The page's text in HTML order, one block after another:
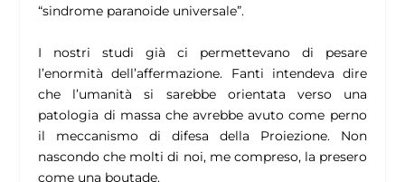
“sindrome paranoide universale”.
I nostri studi già ci permettevano di pesare
l’enormità dell’affermazione. Fanti intendeva dire
che l’umanità si sarebbe orientata verso una
patologia di massa che avrebbe avuto come perno
il meccanismo di difesa della Proiezione. Non
nascondo che molti di noi, me compreso, la presero
come una boutade.